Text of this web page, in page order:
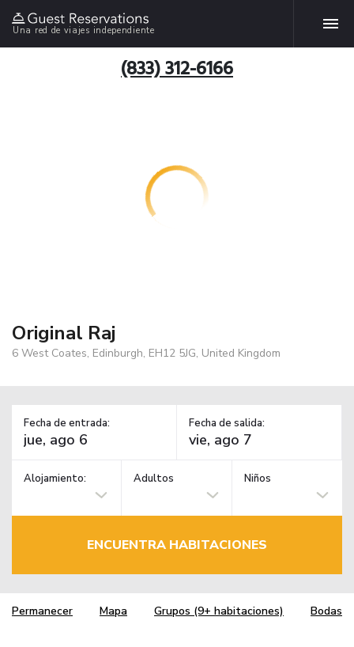
Una red de viajes independiente
(833) 312-6166
Original Raj
6 West Coates, Edinburgh, EH12 5JG, United Kingdom
Fecha de entrada: Fecha de salida:
Alojamiento: Adultos Niños
ENCUENTRA HABITACIONES
Permanecer Mapa Grupos (9+ habitaciones) Bodas